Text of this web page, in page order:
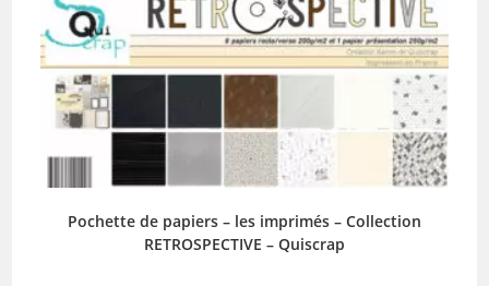
Pochette de papiers – les imprimés – Collection
RETROSPECTIVE – Quiscrap